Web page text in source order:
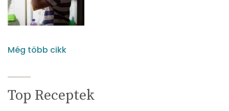
Még több cikk
Top Receptek